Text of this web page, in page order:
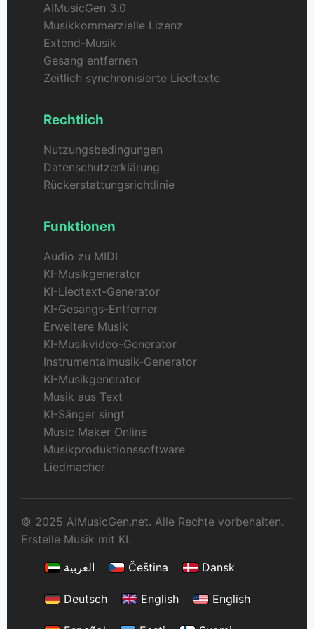
AIMusicGen 3.0
Musikkommerzielle Lizenz
Extend-Musik
Gesang entfernen
Zeitlich synchronisierte Liedtexte
Rechtlich
Nutzungsbedingungen
Datenschutzerklärung
Rückerstattungsrichtlinie
Funktionen
Audio zu MIDI
KI-Musikgenerator
KI-Liedtext-Generator
KI-Gesangs-Entferner
Erweitere Musik
KI-Musikvideo-Generator
Instrumentalmusik-Generator
KI-Musikgenerator
Musik aus Text
KI-Sänger singt
Music Maker Online
Musikproduktionssoftware
Liedmacher
© 2025 AIMusicGen.net. Alle Rechte vorbehalten.
Erstelle Musik mit KI.
العربية
Čeština Dansk
Deutsch English English